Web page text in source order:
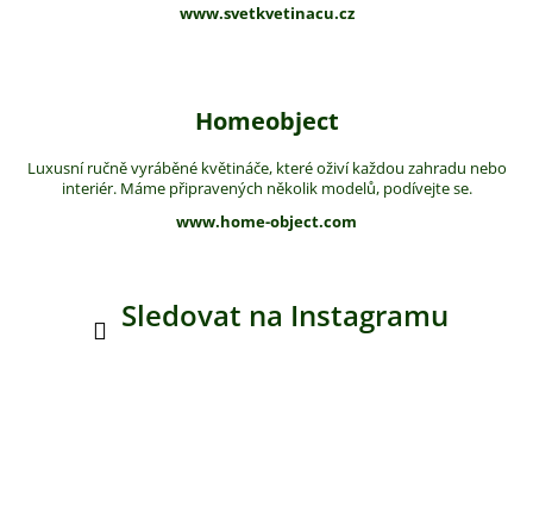
www.svetkvetinacu.cz
Homeobject
Luxusní ručně vyráběné květináče, které oživí každou zahradu nebo
interiér. Máme připravených několik modelů, podívejte se.
www.home-object.com
Sledovat na Instagramu